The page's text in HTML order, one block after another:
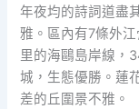
年夜均的詩詞道盡
雅。區內有7條外
里的海鷗島岸線，
城，生態優勝。蓮
差的丘圍景不雅。